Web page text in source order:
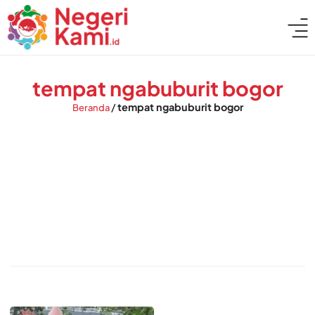
tempat ngabuburit bogor
Beranda/tempat ngabuburit bogor